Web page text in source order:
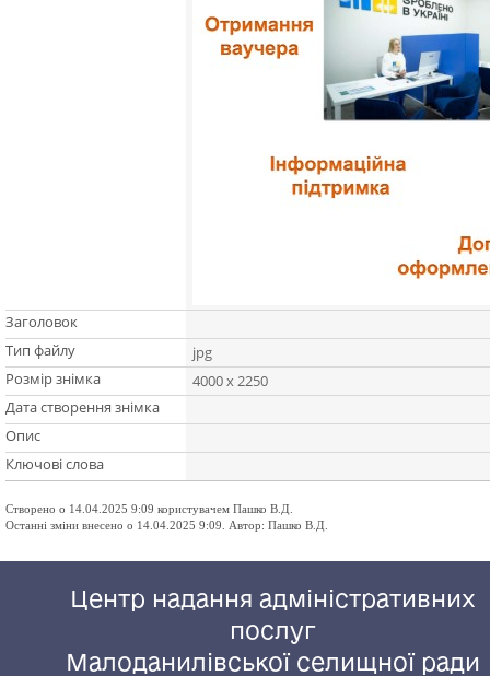
Заголовок
Тип файлу
jpg
Розмір знімка
4000 x 2250
Дата створення знімка
Опис
Ключові слова
Створено о 14.04.2025 9:09 користувачем Пашко В.Д.
Останні зміни внесено о 14.04.2025 9:09. Автор: Пашко В.Д.
Центр надання адміністративних
послуг
Малоданилівської селищної ради